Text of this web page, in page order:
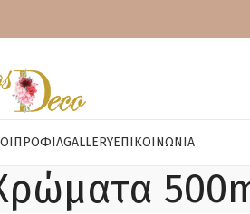
ΠΡΟΦΊΛGALLERYΕΠΙΚΟΙΝΩΝΊΑ